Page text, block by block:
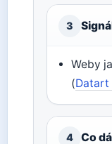
3
Weby
(Datart
4 Co